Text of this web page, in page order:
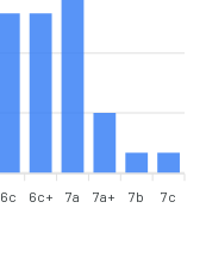
6c 6c+ 7a 7a+ 7b 7c